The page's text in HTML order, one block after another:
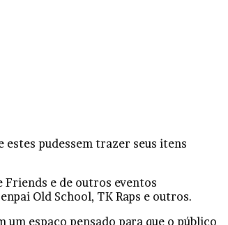
estes pudessem trazer seus itens
Friends e de outros eventos
Old School, TK Raps e outros.
espaço pensado para que o público